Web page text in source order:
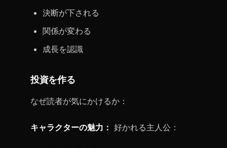
決断が下される
関係が変わる
成長を認識
投資を作る
なぜ読者が気にかけるか：
キャラクターの魅力： 好かれる主人公：